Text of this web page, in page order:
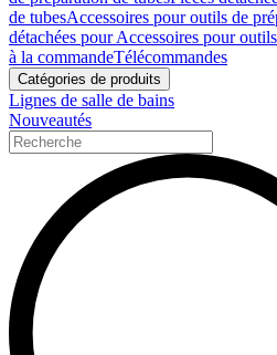
de tubesAccessoires pour outils de
détachées pour Accessoires pour
à la commandeTélécommandes
Catégories de produits
Lignes de salle de bains
Nouveautés